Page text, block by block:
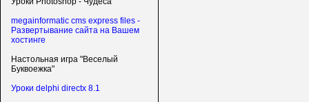
megainformatic cms express files -
Развертывание сайта на Вашем
хостинге
Настольная игра "Веселый
Буквоежка"
Уроки delphi directx 8.1